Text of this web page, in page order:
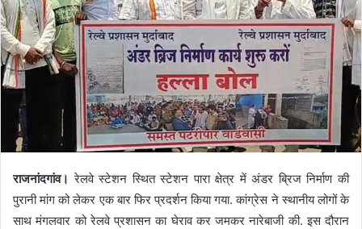
राजनांदगांव। रेलवे स्टेशन स्थित स्टेशन पारा क्षेत्र में अंडर ब्रिज निर्माण की
पुरानी मांग को लेकर एक बार फिर प्रदर्शन किया गया. कांग्रेस ने स्थानीय लोगों के
साथ मंगलवार को रेलवे प्रशासन का घेराव कर जमकर नारेबाजी की. इस दौरान